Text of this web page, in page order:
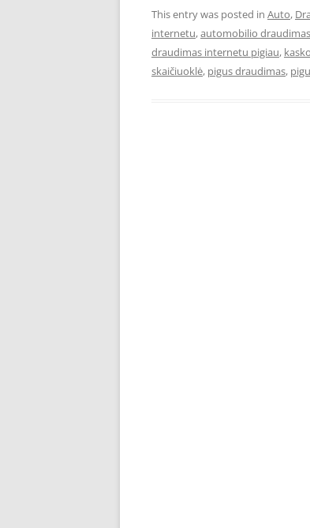
This entry was posted in Auto,
internetu,automobilio draudimas
draudimas internetu pigiau, kasko
skaičiuoklė, pigus draudimas,